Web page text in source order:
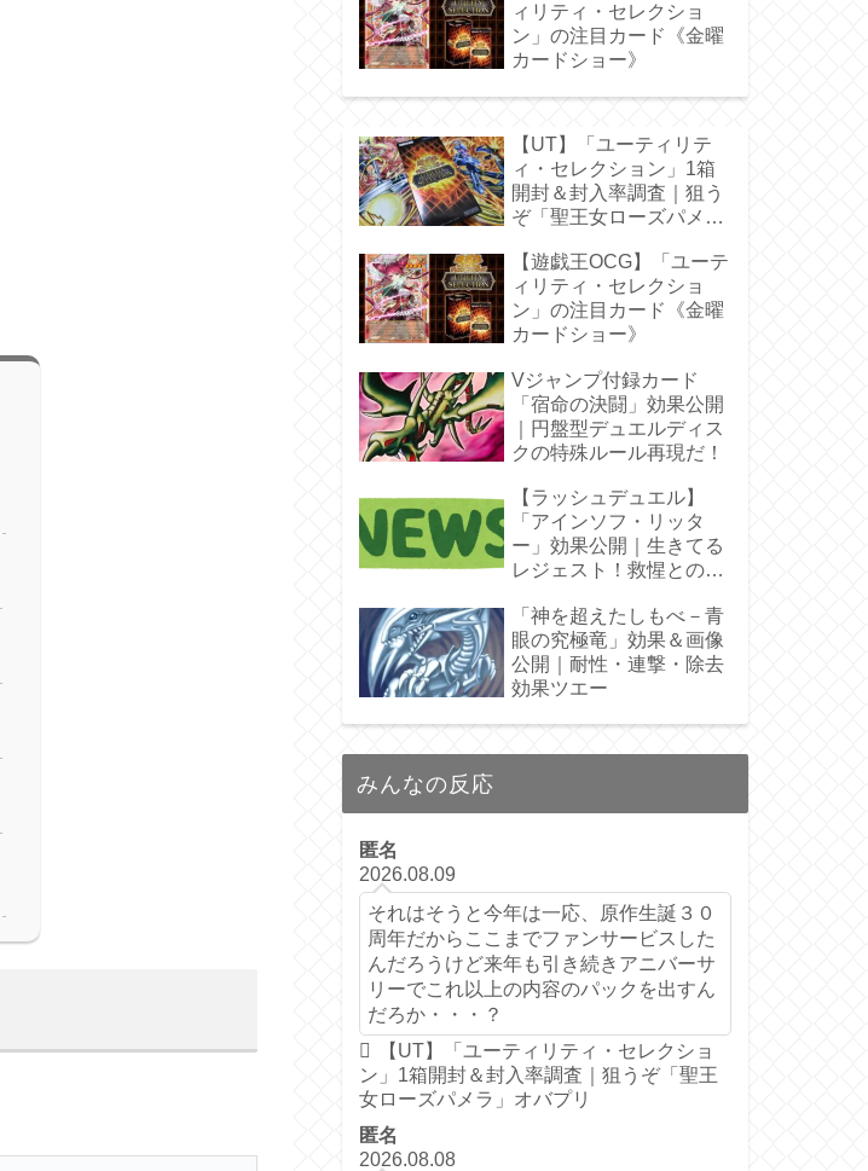
ィリティ・セレクショ
ン」の注目カード《金曜
カードショー》
【UT】「ユーティリテ
ィ・セレクション」1箱
開封＆封入率調査｜狙う
ぞ「聖王女ローズパメ
【遊戯王OCG】「ユーテ
ィリティ・セレクショ
ン」の注目カード《金曜
カードショー》
Vジャンプ付録カード
「宿命の決闘」効果公開
｜円盤型デュエルディス
クの特殊ルール再現だ！
【ラッシュデュエル】
「アインソフ・リッタ
ー」効果公開｜生きてる
レジェスト！救惺との相
「神を超えたしもべ－青
眼の究極竜」効果＆画像
公開｜耐性・連撃・除去
効果ツエー
みんなの反応
匿名
2026.08.09
それはそうと今年は一応、原作生誕３０
周年だからここまでファンサービスした
んだろうけど来年も引き続きアニバーサ
リーでこれ以上の内容のパックを出すん
だろか・・・？
【UT】「ユーティリティ・セレクショ
ン」1箱開封＆封入率調査｜狙うぞ「聖王
女ローズパメラ」オバプリ
匿名
2026.08.08